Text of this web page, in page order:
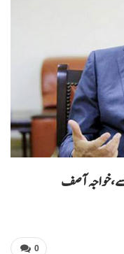
خواجہ آصف
0